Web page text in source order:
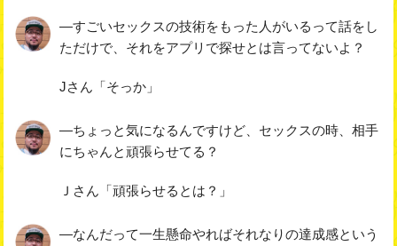
―すごいセックスの技術をもった人がいるって話をし
ただけで、それをアプリで探せとは言ってないよ？
Jさん「そっか」
―ちょっと気になるんですけど、セックスの時、相手
にちゃんと頑張らせてる？
Ｊさん「頑張らせるとは？」
―なんだって一生懸命やればそれなりの達成感という